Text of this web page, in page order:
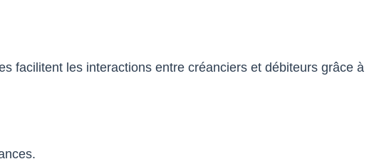
facilitent les interactions entre créanciers et débiteurs grâce à